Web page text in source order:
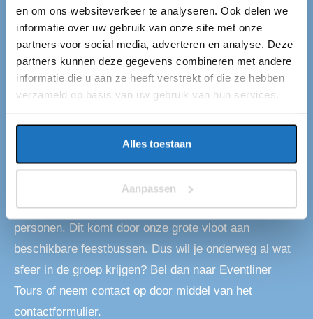
en om ons websiteverkeer te analyseren. Ook delen we
informatie over uw gebruik van onze site met onze
partners voor social media, adverteren en analyse. Deze
partners kunnen deze gegevens combineren met andere
informatie die u aan ze heeft verstrekt of die ze hebben
verzameld op basis van uw gebruik van hun services.
Alles toestaan
Aanpassen
FEESTBUS DONGEN
Feestbus huren in
Dongen
Op zoek naar een feestbus in Dongen? Dan ben je bij
ons aan het juiste adres! Wij van Eventliner hebben
standplaatsen in Dongen en de rest van Nederland.
Jaarlijks vervoeren wij ruim 1.000.000 mensen met
onze feestbussen onder andere van en naar Dongen.
De groepen kunnen variëren van 18 tot wel 1800
personen. Dit komt door onze grote vloot aan
beschikbare feestbussen. Dus wil je onderweg al wat
sfeer in de groep krijgen? Bel dan naar Eventliner
Tours of neem contact op door middel van het
contactformulier.